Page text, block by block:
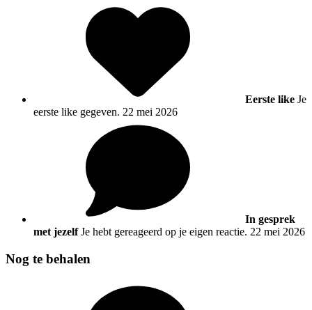
Eerste like Je
eerste like gegeven. 22 mei 2026
In gesprek
met jezelf Je hebt gereageerd op je eigen reactie. 22 mei 2026
Nog te behalen